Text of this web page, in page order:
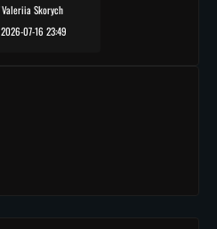
Valeriia Skorych
2026-07-16 23:49